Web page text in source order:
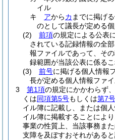
イル
キ
アからカ までに掲げ
のとして議長が定める
(2)
前項の規定による公表
されている記録情報の全
報ファイルであって、そ
録範囲が当該公表に係る
(3)
前号に掲げる個人情報
長が定める個人情報ファ
3
第1項の規定にかかわらず
くは同項第5号もしくは第7号
イル簿に記載し、または個
イル簿に掲載することによ
事業の性質上、当該事務ま
支障を及ぼすおそれがある